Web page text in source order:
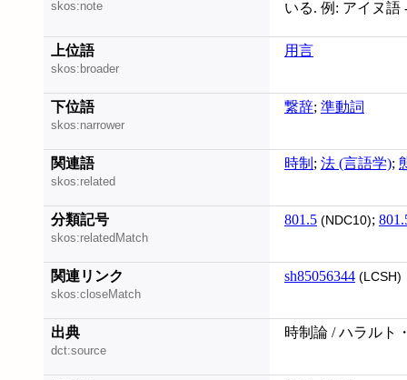
skos:note
いる. 例: アイヌ語
上位語
skos:broader
用言
下位語
skos:narrower
繋辞; 準動詞
関連語
skos:related
時制 ; 法 (言語学);
分類記号
skos:relatedMatch
801.5 (NDC10);
関連リンク
skos:closeMatch
sh85056344 (LCSH)
出典
dct:source
時制論 / ハラルト